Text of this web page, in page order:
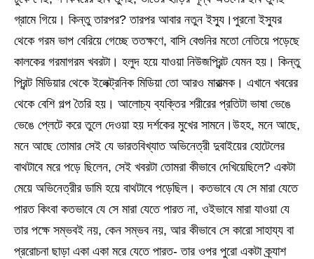
গ্রামে গিয়ে। কিন্তু তারপর? তারপর আবার নতুন ইস্যু।পুরনো ইস্যুর
থেকে গরম ভাপ বেরিয়ে গেচ্ছে ততক্ষণে, বাসি বেগুনির মতো নেতিয়ে পড়েছে
কালকের গরমাগরম খবরটা। হলুদ হয়ে যাওয়া নিউজপ্রিন্ট যেমন হয়। কিন্তু
প্রিন্ট মিডিয়ার থেকে ইলেক্ট্রনিক মিডিয়া তো আরও মারাত্মক। এখানে খবরের
থেকে বেশি গল্প তৈরি হয়। আলোচ্য ব্যক্তির শরীরের প্রতিটা ভাষা ভেঙে
ভেঙে প্লেটে করে তুলে দেওয়া হয় দর্শকের মুখের সামনে।উহহ, মনে আছে,
মনে আছে তোমার সেই যে ভারতবিখ্যাত অভিনেত্রী দুবাইয়ের হোটেলের
বাথটাবে মরে পড়ে ছিলেন, সেই খবরটা তোমরা কীভাবে দেখিয়েছিলে? একটা
মেয়ে অভিনেত্রীর ডামি হয়ে বাথটাবে পড়েছিল। কতভাবে যে সে মারা যেতে
পারত কিংবা কতভাবে যে সে মারা যেতে পারত না, ওইভাবে মারা যাওয়া যে
তার পক্ষে সম্ভবই নয়, কেন সম্ভব নয়, আর কীভাবে সে কারো সাহায্য বা
প্ররোচনা ছাড়া একা একা মরে যেতে পারত- তার ওপর পুরো একটা ক্র্যাশ